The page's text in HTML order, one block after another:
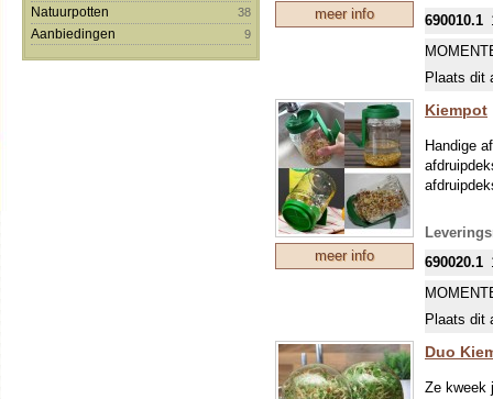
Natuurpotten 38
Aanbiedingen 9
worden
Dit
zijn.
Als de
De
Wortelen,
Peultjes,
meer info
690010.1
Plaats dit
meer info
Kiempot
Handige
690020.1
Plaats dit
Duo
Ze kweek